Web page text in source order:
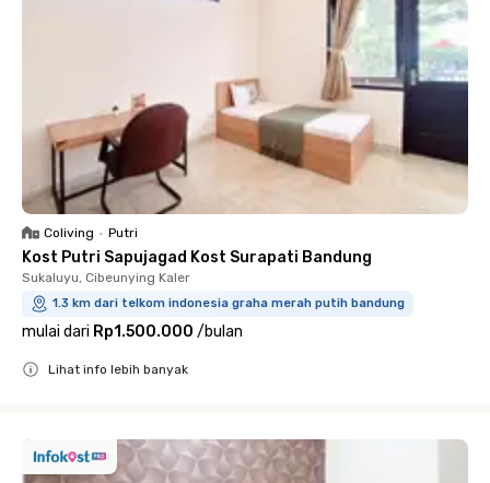
Coliving • Putri
Kost Putri Sapujagad Kost Surapati Bandung
Sukaluyu, Cibeunying Kaler
1.3 km dari telkom indonesia graha merah putih bandung
mulai dari Rp1.500.000 /bulan
Lihat info lebih banyak